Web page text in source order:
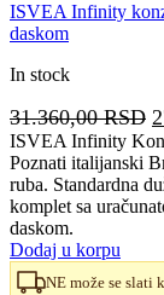
ISVEA Infinity
daskom
In stock
31.360,00RSD
ISVEA Infinity
Poznati italijanski
ruba. Standardna
komplet sa
daskom.
Dodaj u korpu
NE može se slati